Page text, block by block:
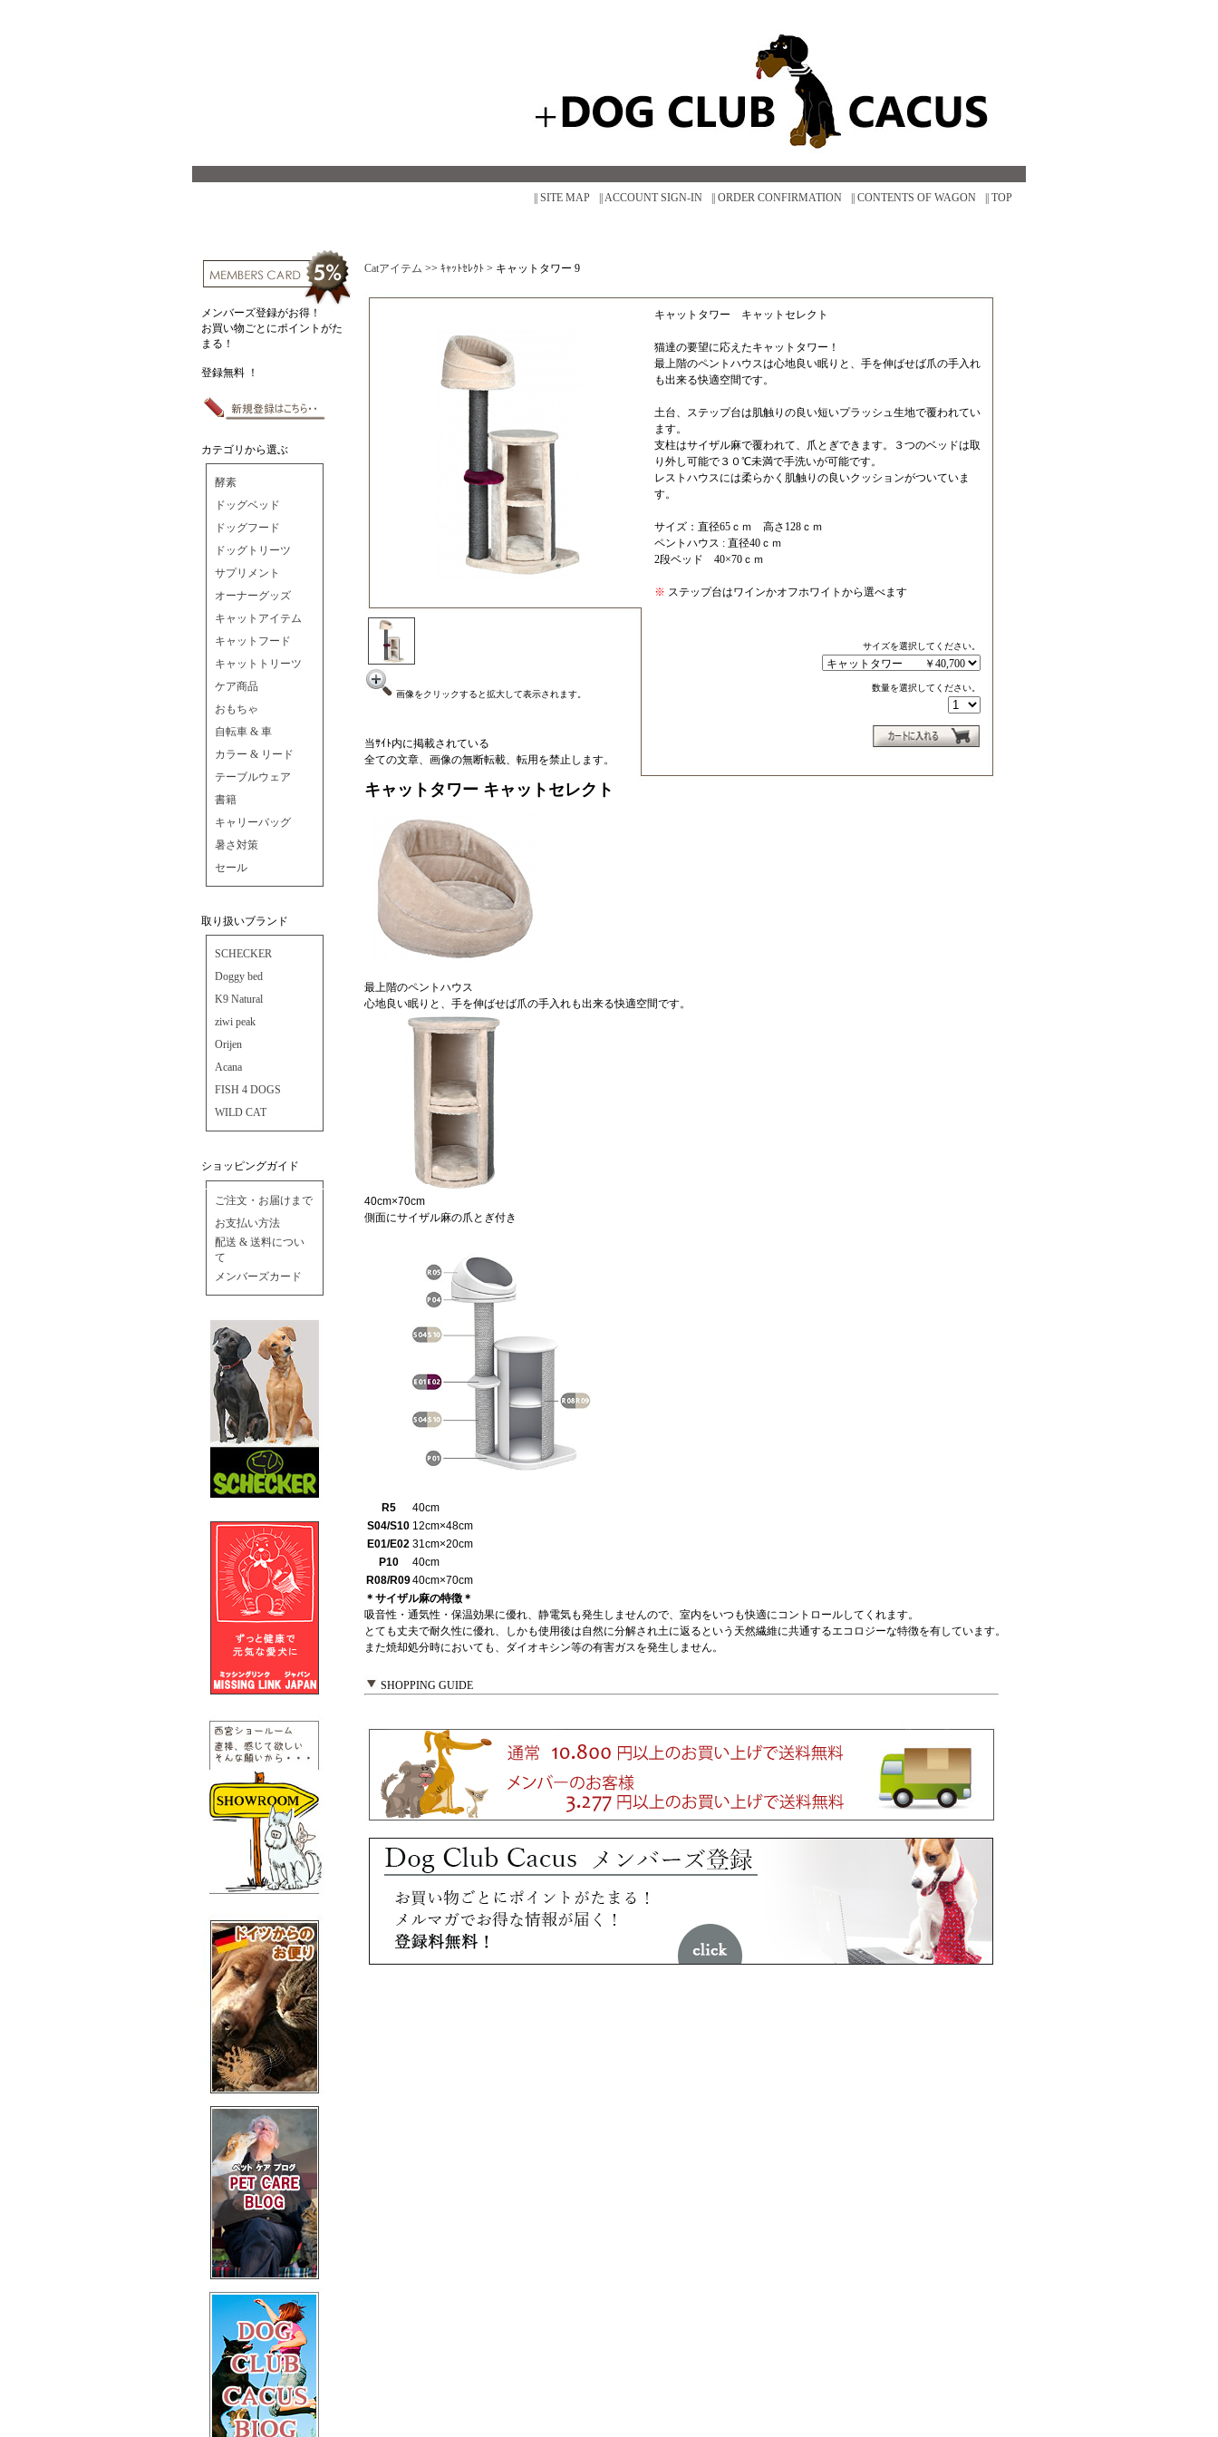
|| TOP
|| CONTENTS OF WAGON
|| ORDER CONFIRMATION
|| ACCOUNT SIGN-IN
|| SITE MAP
メンバーズ登録がお得！
お買い物ごとにポイントがた
まる！
登録無料 ！
カテゴリから選ぶ
酵素
ドッグベッド
ドッグフード
ドッグトリーツ
サプリメント
オーナーグッズ
キャットアイテム
キャットフード
キャットトリーツ
ケア商品
おもちゃ
自転車 & 車
カラー & リード
テーブルウェア
書籍
キャリーバッグ
暑さ対策
セール
取り扱いブランド
SCHECKER
Doggy bed
K9 Natural
ziwi peak
Orijen
Acana
FISH 4 DOGS
WILD CAT
ショッピングガイド
ご注文・お届けまで
お支払い方法
配送 & 送料につい
て
メンバーズカード
Catアイテム >> ｷｬｯﾄｾﾚｸﾄ > キャットタワー 9
キャットタワー キャットセレクト
猫達の要望に応えたキャットタワー！
最上階のペントハウスは心地良い眠りと、手を伸ばせば爪の手入れ
も出来る快適空間です。
土台、ステップ台は肌触りの良い短いプラッシュ生地で覆われてい
ます。
支柱はサイザル麻で覆われて、爪とぎできます。３つのベッドは取
り外し可能で３０℃未満で手洗いが可能です。
レストハウスには柔らかく肌触りの良いクッションがついていま
す。
サイズ：直径65ｃｍ 高さ128ｃｍ
ペントハウス : 直径40ｃｍ
2段ベッド 40×70ｃｍ
※ ステップ台はワインかオフホワイトから選べます
画像をクリックすると拡大して表示されます。
当ｻｲﾄ内に掲載されている
全ての文章、画像の無断転載、転用を禁止します。
サイズを選択してください。
数量を選択してください。
キャットタワー キャットセレクト
最上階のペントハウス
心地良い眠りと、手を伸ばせば爪の手入れも出来る快適空間です。
40cm×70cm
側面にサイザル麻の爪とぎ付き
R5
40cm
S04/S10 12cm×48cm
E01/E02 31cm×20cm
P10
40cm
R08/R0940cm×70cm
＊サイザル麻の特徴＊
吸音性・通気性・保温効果に優れ、静電気も発生しませんので、室内をいつも快適にコントロールしてくれます。
とても丈夫で耐久性に優れ、しかも使用後は自然に分解され土に返るという天然繊維に共通するエコロジーな特徴を有しています。
また焼却処分時においても、ダイオキシン等の有害ガスを発生しません。
SHOPPING GUIDE